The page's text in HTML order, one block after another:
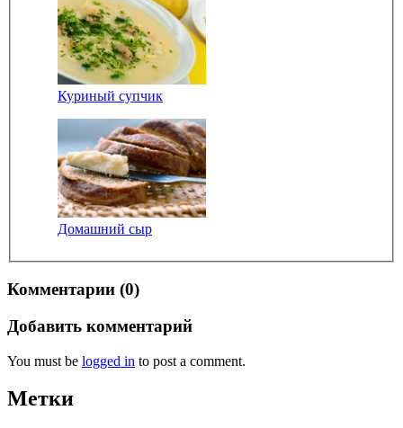
Куриный супчик
Домашний сыр
Комментарии (0)
Добавить комментарий
You must be logged in to post a comment.
Метки